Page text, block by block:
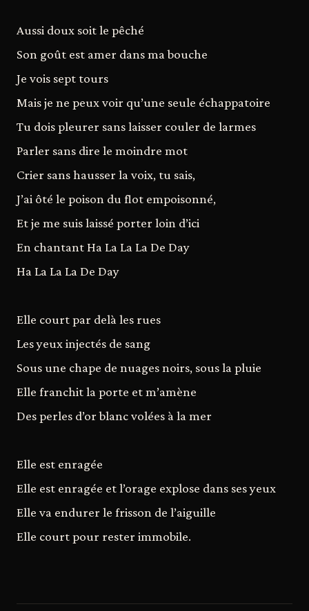
Aussi doux soit le pêché
Son goût est amer dans ma bouche
Je vois sept tours
Mais je ne peux voir qu’une seule échappatoire
Tu dois pleurer sans laisser couler de larmes
Parler sans dire le moindre mot
Crier sans hausser la voix, tu sais,
J’ai ôté le poison du flot empoisonné,
Et je me suis laissé porter loin d’ici
En chantant Ha La La La De Day
Ha La La La De Day
Elle court par delà les rues
Les yeux injectés de sang
Sous une chape de nuages noirs, sous la pluie
Elle franchit la porte et m’amène
Des perles d’or blanc volées à la mer
Elle est enragée
Elle est enragée et l’orage explose dans ses yeux
Elle va endurer le frisson de l’aiguille
Elle court pour rester immobile.